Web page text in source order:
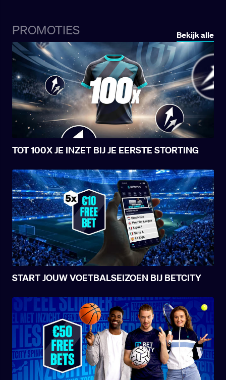
PROMOTIES Bekijk alle
TOT 100X JE INZET BIJ JE EERSTE STORTING
START JOUW VOETBALSEIZOEN BIJ BETCITY